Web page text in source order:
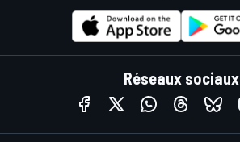
Réseaux sociaux